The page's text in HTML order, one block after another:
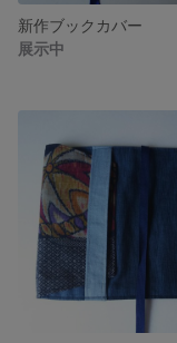
新作ブックカバー
展示中